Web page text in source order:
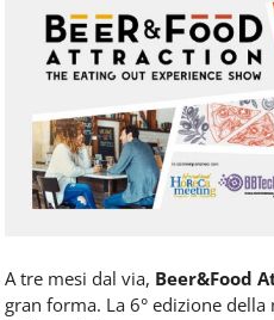
Service
tutte
novità
del
comparto
Horeca.
A tre mesi dal via, Beer&Food
gran forma. La 6° edizione